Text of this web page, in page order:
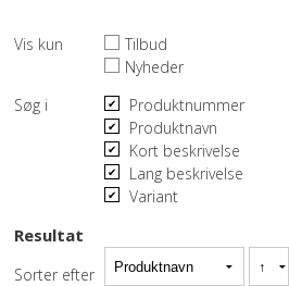
KIKKERTER
BRUGT UDSTYR
LEVERING - INSTALL.
DRONER & TILBEHØR
Vis kun
Tilbud
Nyheder
Søg i
Produktnummer
Produktnavn
Kort beskrivelse
Lang beskrivelse
Variant
Resultat
Sorter efter